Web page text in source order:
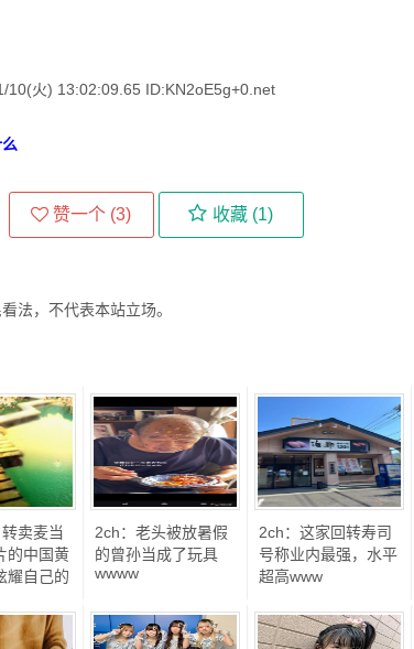
10(火) 13:02:09.65 ID:KN2oE5g+0.net
赞一个 (3) 收藏 (1)
法，不代表本站立场。
卖麦当
的中国黄
耀自己的
2ch：老头被放暑假
的曾孙当成了玩具
wwww
2ch：这家回转寿司
号称业内最强，水平
超高www